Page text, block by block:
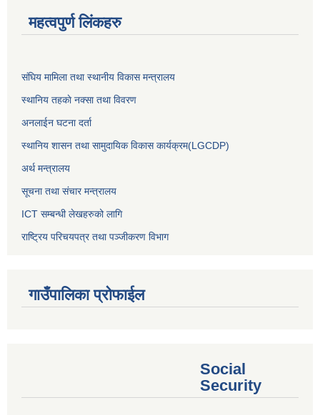
महत्वपुर्ण लिंकहरु
संघिय मामिला तथा स्थानीय विकास मन्त्रालय
स्थानिय तहकाे नक्सा तथा विवरण
अनलाईन घटना दर्ता
स्थानिय शासन तथा सामुदायिक विकास कार्यक्रम(LGCDP)
अर्थ मन्त्रालय
सूचना तथा संचार मन्त्रालय
ICT सम्बन्धी लेखहरुको लागि
राष्ट्रिय परिचयपत्र तथा पञ्‍जीकरण विभाग
गाउँपालिका प्रोफाईल
Social
Security